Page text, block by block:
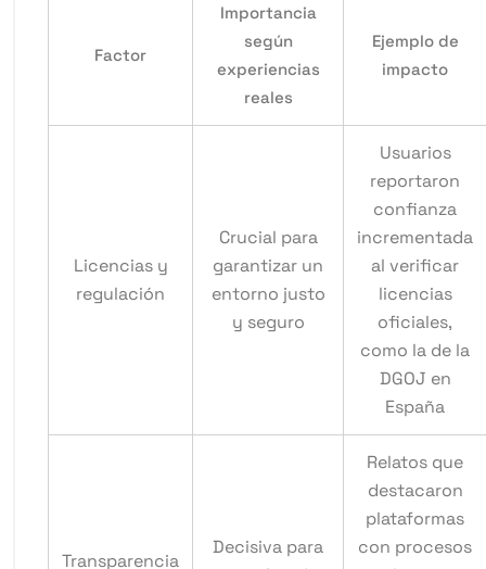
Factor
Importancia
según
experiencias
reales
Ejemplo de
impacto
Licencias y
regulación
Crucial para
garantizar un
entorno justo
y seguro
Usuarios
reportaron
confianza
incrementada
al verificar
licencias
oficiales,
como la de la
DGOJ en
España
Transparencia
Decisiva para
Relatos que
destacaron
plataformas
con procesos